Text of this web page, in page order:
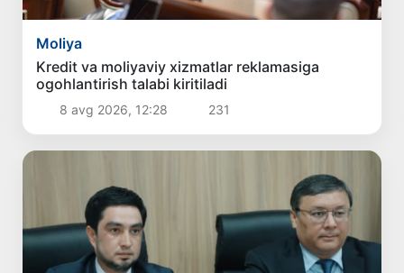
Moliya
Kredit va moliyaviy xizmatlar reklamasiga
ogohlantirish talabi kiritiladi
8 avg 2026, 12:28 231